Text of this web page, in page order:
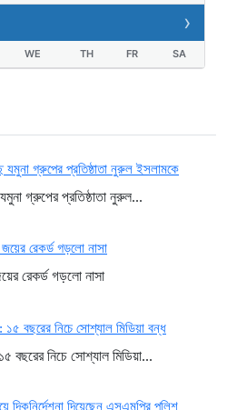
›
WE TH FR SA
গ্রুপের প্রতিষ্ঠাতা নুরুল...
রেকর্ড গড়লো নাসা
নিচে সোশ্যাল মিডিয়া...